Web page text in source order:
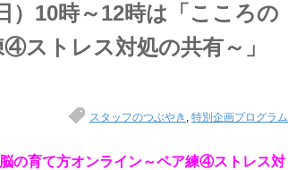
）10時～12時は「こころの
ストレス対処の共有～」
スタッフのつぶやき , 特別企画プログラム
の育て方オンライン～ペア練④ストレス対